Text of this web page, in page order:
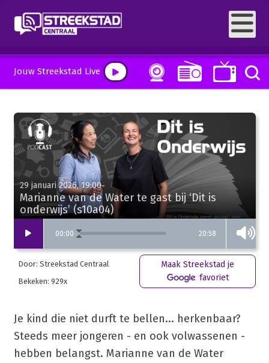
Jouw Streekstad Live
00:00 20:58
29 januari 2026, 19:00
Marianne van de Water te gast bij ‘Dit is
onderwijs’ (s10a04)
Door: Streekstad Centraal
Bekeken: 929x
Maak Streekstad je
favoriet
Je kind die niet durft te bellen... herkenbaar?
Steeds meer jongeren - en ook volwassenen -
hebben belangst. Marianne van de Water